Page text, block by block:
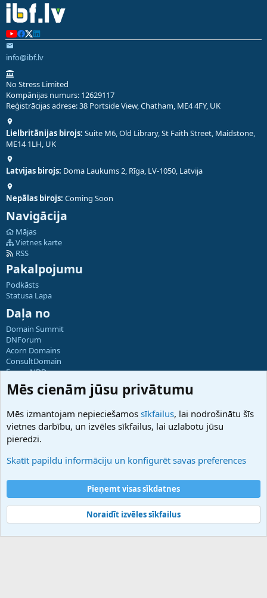
info@ibf.lv
No Stress Limited
Kompānijas numurs: 12629117
Reģistrācijas adrese: 38 Portside View, Chatham, ME4 4FY, UK
Lielbritānijas birojs: Suite M6, Old Library, St Faith Street, Maidstone,
ME14 1LH, UK
Latvijas birojs: Doma Laukums 2, Rīga, LV-1050, Latvija
Nepālas birojs: Coming Soon
Navigācija
Mājas
Vietnes karte
RSS
Pakalpojumu
Podkāsts
Statusa Lapa
Daļa no
Domain Summit
DNForum
Acorn Domains
ConsultDomain
ForumNDD
Domainforum.ro
27.be
Hostmaria
Atbalsts
Palīdzība
Noteikumi un nosacījumi
Privātuma politika
Community platform by XenForo® © 2010-2025 XenForo Ltd.
Mēs cienām jūsu privātumu
Mēs izmantojam nepieciešamos sīkfailus, lai nodrošinātu šīs
vietnes darbību, un izvēles sīkfailus, lai uzlabotu jūsu
pieredzi.
Skatīt papildu informāciju un konfigurēt savas preferences
Pieņemt visas sīkdatnes
Noraidīt izvēles sīkfailus